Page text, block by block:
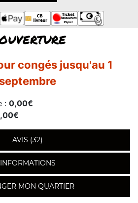
congés jusqu'au 1
septembre
: 0,00€
AVIS (32)
INFORMATIONS
MON QUARTIER